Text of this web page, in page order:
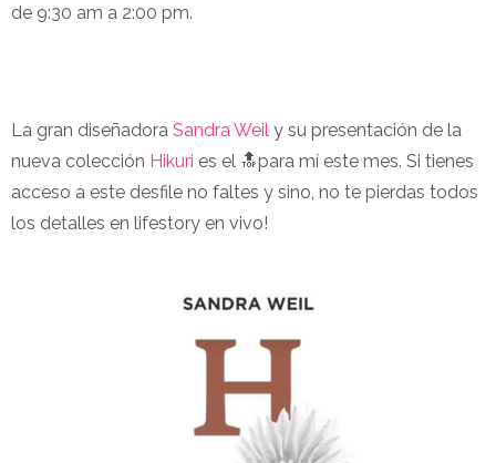
de 9:30 am a 2:00 pm.
La gran diseñadora Sandra Weil y su presentación de la
nueva colección Hikuri es el 🔝para mí este mes. Si tienes
acceso a este desfile no faltes y sino, no te pierdas todos
los detalles en lifestory en vivo!